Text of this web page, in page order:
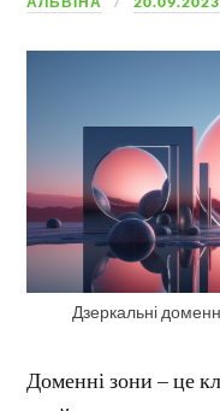
Дзеркальні
Доменні зони – це